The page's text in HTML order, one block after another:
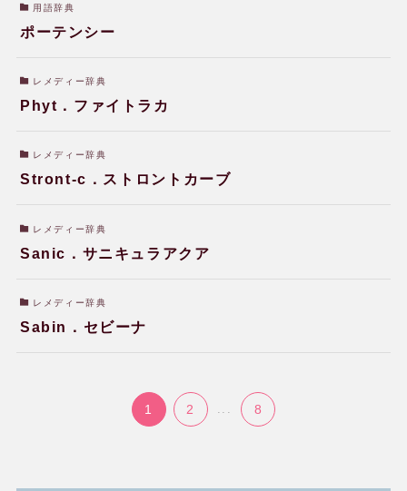
よくある質問
用語辞典
レメディー辞典
関連リンク
用語辞典
ポーテンシー
レメディー辞典
Phyt．ファイトラカ
レメディー辞典
Stront-c．ストロントカーブ
レメディー辞典
Sanic．サニキュラアクア
レメディー辞典
Sabin．セビーナ
1 2 8